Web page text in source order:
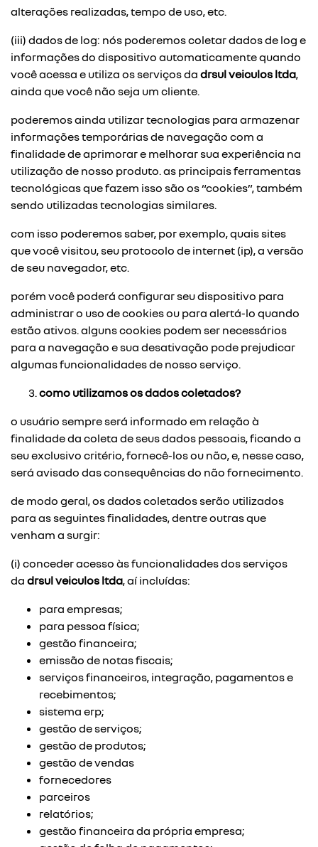
alterações realizadas, tempo de uso, etc.
(iii) dados de log: nós poderemos coletar dados de log e
informações do dispositivo automaticamente quando
você acessa e utiliza os serviços da drsul veiculos ltda,
ainda que você não seja um cliente.
poderemos ainda utilizar tecnologias para armazenar
informações temporárias de navegação com a
finalidade de aprimorar e melhorar sua experiência na
utilização de nosso produto. as principais ferramentas
tecnológicas que fazem isso são os “cookies”, também
sendo utilizadas tecnologias similares.
com isso poderemos saber, por exemplo, quais sites
que você visitou, seu protocolo de internet (ip), a versão
de seu navegador, etc.
porém você poderá configurar seu dispositivo para
administrar o uso de cookies ou para alertá-lo quando
estão ativos. alguns cookies podem ser necessários
para a navegação e sua desativação pode prejudicar
algumas funcionalidades de nosso serviço.
como utilizamos os dados coletados?
o usuário sempre será informado em relação à
finalidade da coleta de seus dados pessoais, ficando a
seu exclusivo critério, fornecê-los ou não, e, nesse caso,
será avisado das consequências do não fornecimento.
de modo geral, os dados coletados serão utilizados
para as seguintes finalidades, dentre outras que
venham a surgir:
(i) conceder acesso às funcionalidades dos serviços
da drsul veiculos ltda, aí incluídas:
para empresas;
para pessoa física;
gestão financeira;
emissão de notas fiscais;
serviços financeiros, integração, pagamentos e
recebimentos;
sistema erp;
gestão de serviços;
gestão de produtos;
gestão de vendas
fornecedores
parceiros
relatórios;
gestão financeira da própria empresa;